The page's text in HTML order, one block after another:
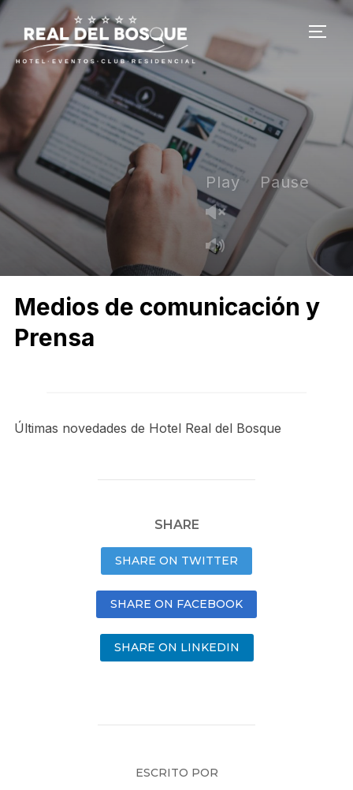
Play Pause
Medios de comunicación y
Prensa
Últimas novedades de Hotel Real del Bosque
SHARE
SHARE ON TWITTER
SHARE ON FACEBOOK
SHARE ON LINKEDIN
ESCRITO POR